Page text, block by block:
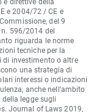
e 2004/72 / CE e
del 9
596/2014 del
riguarda le norme
tecniche per la
di investimento o altre
una strategia di
interessi o indicazioni
anche nell'ambito
legge sugli
Journal of Laws 2019,